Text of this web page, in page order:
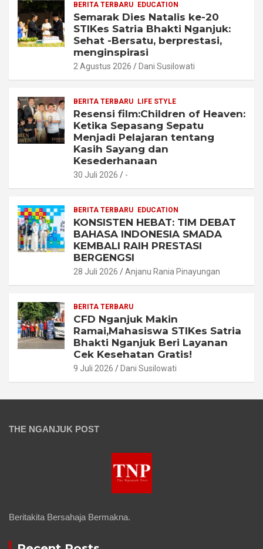
BERITA TERBARU EDUCATION
Semarak Dies Natalis ke-20
STIKes Satria Bhakti Nganjuk:
Sehat -Bersatu, berprestasi,
menginspirasi
2 Agustus 2026 Dani Susilowati
BERITA TERBARU LIFE STYLE
Resensi film:Children of Heaven:
Ketika Sepasang Sepatu
Menjadi Pelajaran tentang
Kasih Sayang dan
Kesederhanaan
30 Juli 2026 -
BERITA TERBARU EDUCATION
KONSISTEN HEBAT: TIM DEBAT
BAHASA INDONESIA SMADA
KEMBALI RAIH PRESTASI
BERGENGSI
28 Juli 2026 Anjanu Rania Pinayungan
BERITA TERBARU
CFD Nganjuk Makin
Ramai,Mahasiswa STIKes Satria
Bhakti Nganjuk Beri Layanan
Cek Kesehatan Gratis!
9 Juli 2026 Dani Susilowati
THE NGANJUK POST
Beritakita Bersahaja Bermakna.